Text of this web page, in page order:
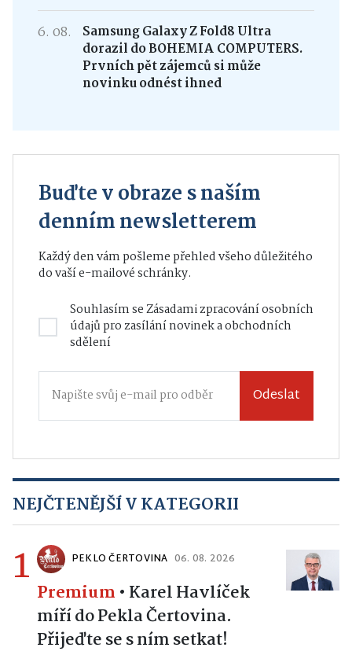
6. 08.
Samsung Galaxy Z Fold8 Ultra
dorazil do BOHEMIA COMPUTERS.
Prvních pět zájemců si může
novinku odnést ihned
Buďte v obraze s naším
denním newsletterem
Každý den vám pošleme přehled všeho důležitého
do vaší e-mailové schránky.
Souhlasím seZásadami zpracování osobních
údajůpro zasílání novinek a obchodních
sdělení
Odeslat
NEJČTENĚJŠÍ V KATEGORII
1 PEKLO ČERTOVINA 06. 08. 2026
Premium • Karel Havlíček
míří do Pekla Čertovina.
Přijeďte se s ním setkat!